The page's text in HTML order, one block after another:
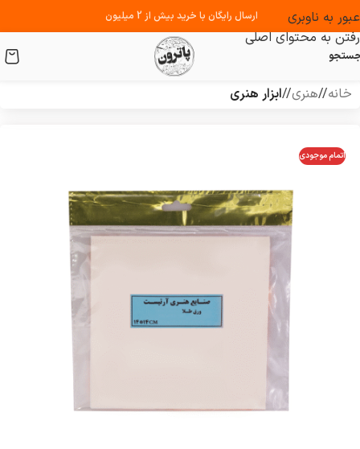
عبور به ناوبری
رفتن به محتوای اصلی
ارسال رایگان با خرید بیش از 2 میلیون
خانه/ هنری/ ابزار هنری
اتمام موجودی